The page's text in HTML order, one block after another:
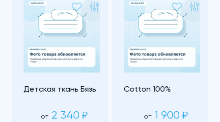
Детская ткань Бязь
от 2 340 ₽
Cotton 100%
от 1 900 ₽